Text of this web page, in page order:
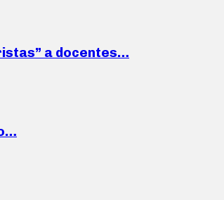
a docentes…